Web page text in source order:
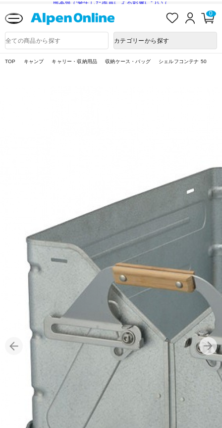
熊本県で発生した地震による影響について
入
ロ
ン
0
品
検
カテゴリーから探す
TOP キャンプ キャリー・収納用品 収納ケース・バッグ シェルフコンテナ 50